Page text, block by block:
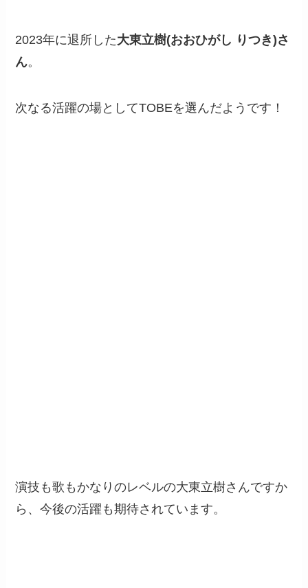
2023年に退所した大東立樹(おおひがし りつき)さ
ん。
次なる活躍の場としてTOBEを選んだようです！
演技も歌もかなりのレベルの大東立樹さんですか
ら、今後の活躍も期待されています。